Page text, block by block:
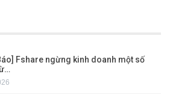
Fshare ngừng kinh doanh một số